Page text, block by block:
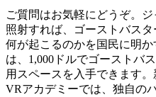
ご質問はお気軽にどうぞ。
照射すれば、ゴーストバス
何が起こるのかを国民に明
は、1,000ドルでゴーストバ
用スペースを入手できます
VRアカデミーでは、独自の